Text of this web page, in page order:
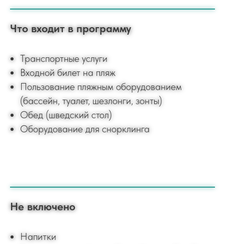
Что входит в программу
Транспортные услуги
Входной билет на пляж
Пользование пляжным оборудованием
(бассейн, туалет, шезлонги, зонты)
Обед (шведский стол)
Оборудование для снорклинга
Не включено
Напитки